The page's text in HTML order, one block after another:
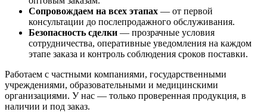
Сопровождаем на всех этапах — от первой
консультации до послепродажного обслуживания.
Безопасность сделки — прозрачные условия
сотрудничества, оперативные уведомления на каждом
этапе заказа и контроль соблюдения сроков поставки.
Работаем с частными компаниями, государственными
учреждениями, образовательными и медицинскими
организациями. У нас — только проверенная продукция, в
наличии и под заказ.